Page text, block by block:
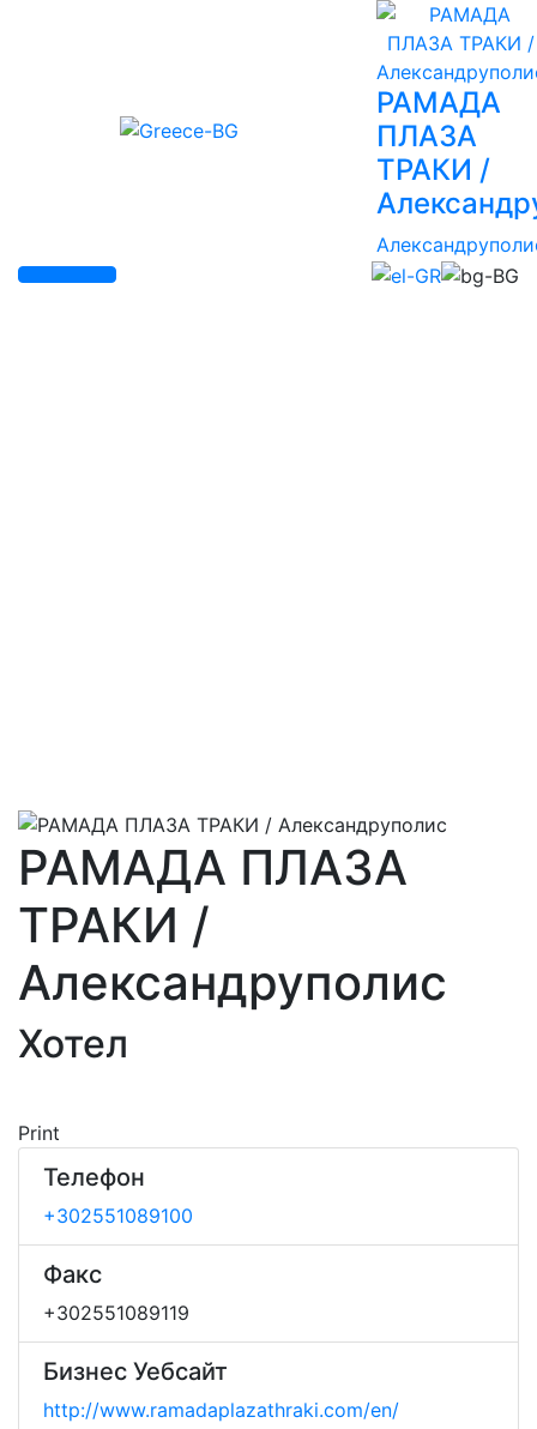
РАМАДА
ПЛАЗА
ТРАКИ /
РАМАДА ПЛАЗА
ТРАКИ /
Александруполис
Хотел
Print
Телефон
+302551089100
Факс
+302551089119
Бизнес Уебсайт
http://www.ramadaplazathraki.com/en/